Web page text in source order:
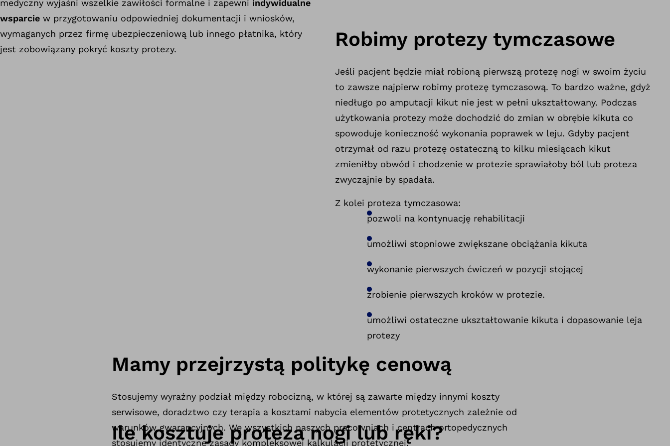
medyczny wyjaśni wszelkie zawiłości formalne i zapewni indywidualne
wsparcie w przygotowaniu odpowiedniej dokumentacji i wniosków,
wymaganych przez firmę ubezpieczeniową lub innego płatnika, który
jest zobowiązany pokryć koszty protezy.
Robimy protezy tymczasowe
Jeśli pacjent będzie miał robioną pierwszą protezę nogi w swoim życiu
to zawsze najpierw robimy protezę tymczasową. To bardzo ważne, gdyż
niedługo po amputacji kikut nie jest w pełni ukształtowany. Podczas
użytkowania protezy może dochodzić do zmian w obrębie kikuta co
spowoduje konieczność wykonania poprawek w leju. Gdyby pacjent
otrzymał od razu protezę ostateczną to kilku miesiącach kikut
zmieniłby obwód i chodzenie w protezie sprawiałoby ból lub proteza
zwyczajnie by spadała.
Z kolei proteza tymczasowa:
pozwoli na kontynuację rehabilitacji
umożliwi stopniowe zwiększane obciążania kikuta
wykonanie pierwszych ćwiczeń w pozycji stojącej
zrobienie pierwszych kroków w protezie.
umożliwi ostateczne ukształtowanie kikuta i dopasowanie leja
protezy
Mamy przejrzystą politykę cenową
Stosujemy wyraźny podział między robocizną, w której są zawarte między innymi koszty
serwisowe, doradztwo czy terapia a kosztami nabycia elementów protetycznych zależnie od
warunków gwarancyjnych. We wszystkich naszych pracowniach i centrach ortopedycznych
stosujemy identyczne zasady kompleksowej kalkulacji protetycznej.
Ile kosztuje proteza nogi lub ręki?